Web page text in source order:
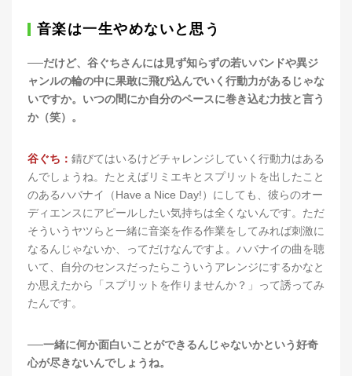
音楽は一生やめないと思う
──だけど、谷ぐちさんには見ず知らずの若いバンドや異ジ
ャンルの輪の中に果敢に飛び込んでいく行動力があるじゃな
いですか。いつの間にか自分のペースに巻き込む力技と言う
か（笑）。
谷ぐち： 錆びてはいるけどチャレンジしていく行動力はある
んでしょうね。たとえばリミエキとスプリットを出したこと
のあるハバナイ（Have a Nice Day!）にしても、彼らのオー
ディエンスにアピールしたい気持ちは全くないんです。ただ
そういうヤツらと一緒に音楽を作る作業をしてみれば刺激に
なるんじゃないか、ってだけなんですよ。ハバナイの曲を聴
いて、自分のセンスだったらこういうアレンジにするかなと
か思えたから「スプリットを作りませんか？」って誘ってみ
たんです。
──一緒に何か面白いことができるんじゃないかという好奇
心が尽きないんでしょうね。